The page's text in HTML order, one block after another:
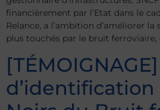
financièrement par l’Etat dans le
Relance, a l’ambition d’améliorer
plus touchés par le bruit ferroviaire,